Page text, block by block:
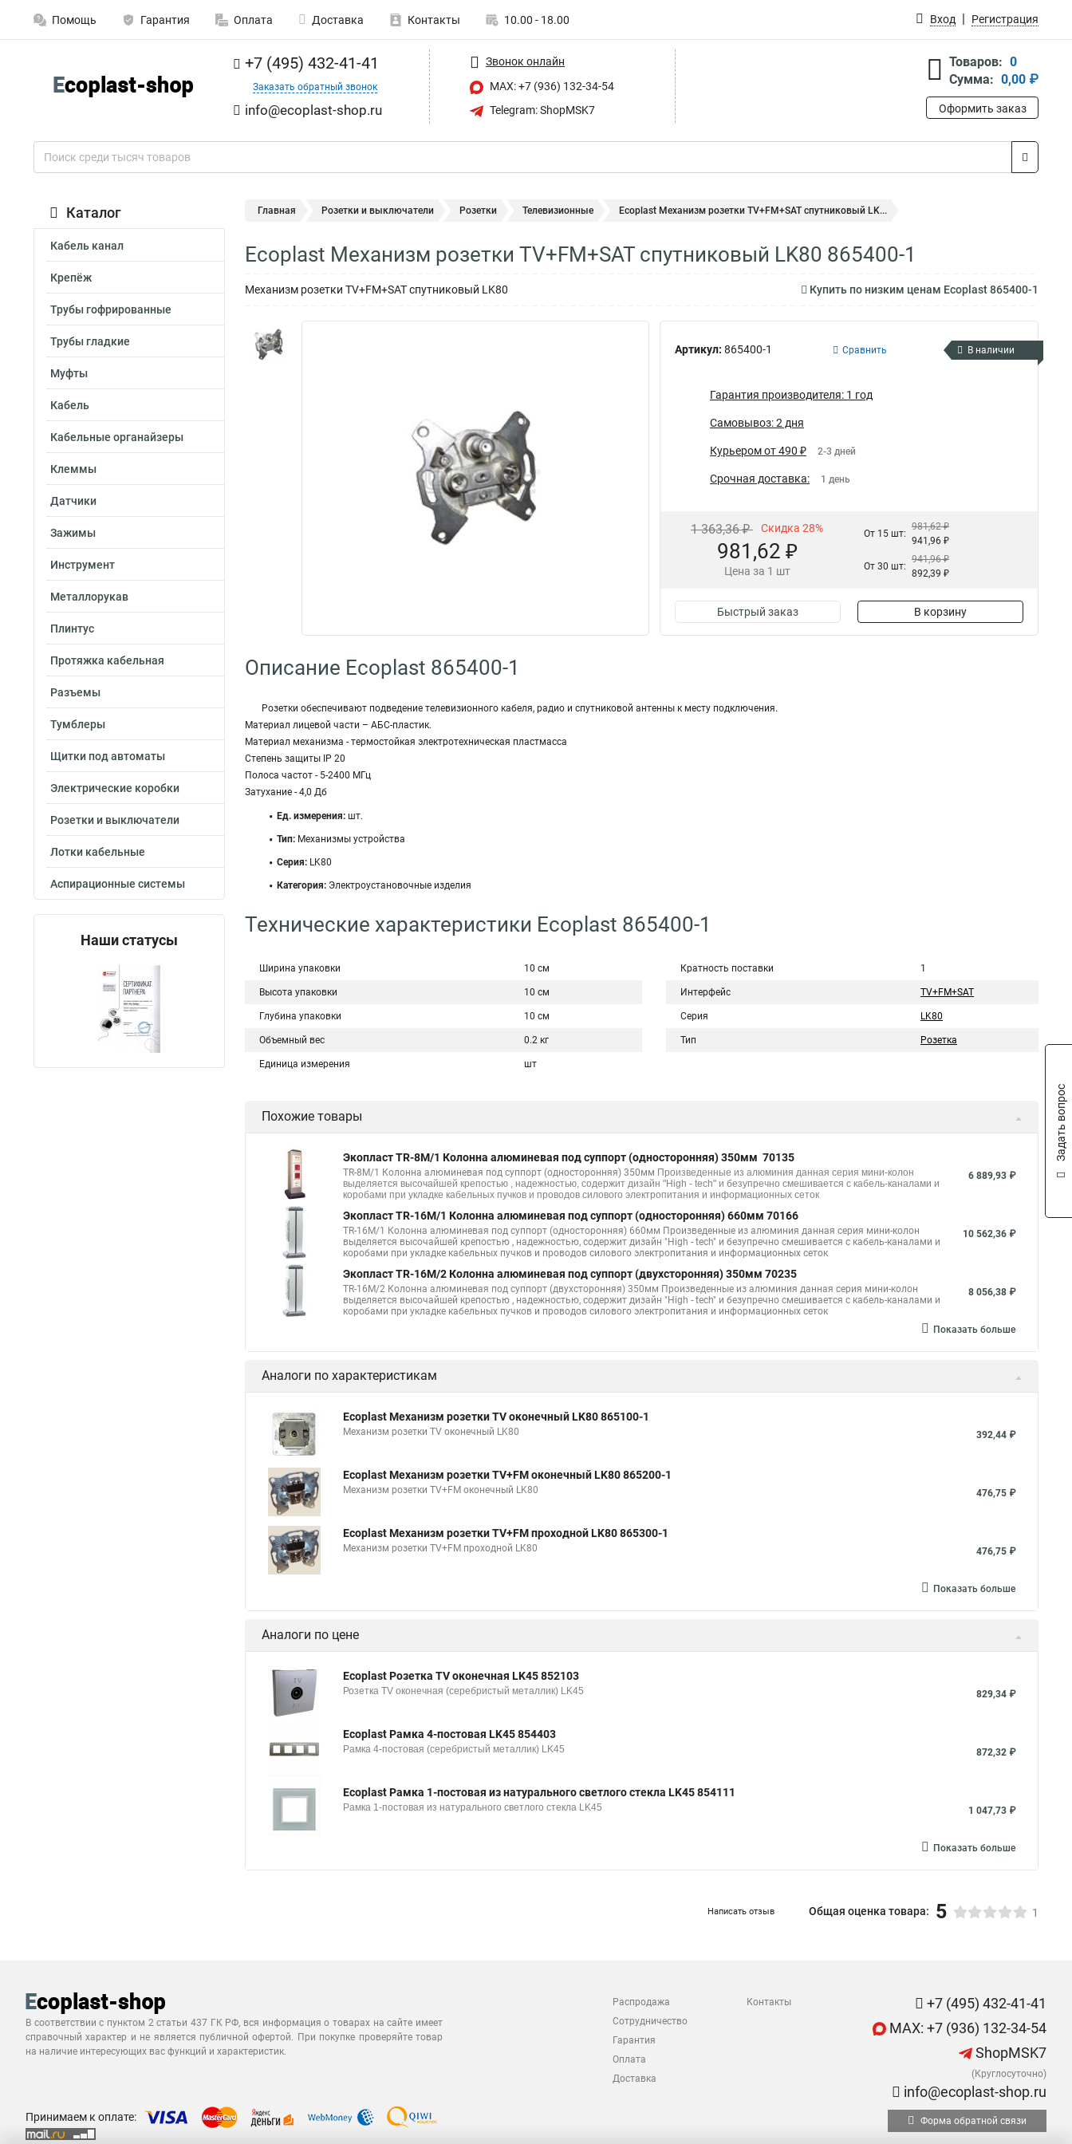
Помощь Гарантия Оплата Доставка Контакты 10.00 - 18.00 Вход Регистрация
+7 (495) 432-41-41
Заказать обратный звонок
info@ecoplast-shop.ru
Звонок онлайн
MAX: +7 (936) 132-34-54
Telegram: ShopMSK7
Товаров: 0
Сумма: 0,00 ₽
Оформить заказ
Каталог
Кабель канал
Крепёж
Трубы гофрированные
Трубы гладкие
Муфты
Кабель
Кабельные органайзеры
Клеммы
Датчики
Зажимы
Инструмент
Металлорукав
Плинтус
Протяжка кабельная
Разъемы
Тумблеры
Щитки под автоматы
Электрические коробки
Розетки и выключатели
Лотки кабельные
Аспирационные системы
Наши статусы
Главная Розетки и выключатели Розетки Телевизионные Ecoplast Механизм розетки TV+FM+SAT спутниковый LK...
Ecoplast Механизм розетки TV+FM+SAT спутниковый LK80 865400-1
Механизм розетки TV+FM+SAT спутниковый LK80 Купить по низким ценам Ecoplast 865400-1
Артикул: 865400-1 Сравнить В наличии
Гарантия производителя: 1 год
Самовывоз: 2 дня
Курьером от 490 ₽ 2-3 дней
Срочная доставка: 1 день
1 363,36 ₽ Скидка 28%
981,62 ₽
Цена за 1 шт
От 15 шт:
981,62 ₽
941,96 ₽
От 30 шт:
941,96 ₽
892,39 ₽
Быстрый заказ В корзину
Описание Ecoplast 865400-1
Розетки обеспечивают подведение телевизионного кабеля, радио и спутниковой антенны к месту подключения.
Материал лицевой части – АБС-пластик.
Материал механизма - термостойкая электротехническая пластмасса
Степень защиты IP 20
Полоса частот - 5-2400 МГц
Затухание - 4,0 Дб
Ед. измерения: шт.
Тип: Механизмы устройства
Серия: LK80
Категория: Электроустановочные изделия
Технические характеристики Ecoplast 865400-1
Ширина упаковки 10 см
Высота упаковки 10 см
Глубина упаковки 10 см
Объемный вес 0.2 кг
Единица измерения шт
Кратность поставки 1
Интерфейс TV+FM+SAT
Серия LK80
Тип Розетка
Похожие товары
Экопласт TR-8M/1 Колонна алюминевая под суппорт (односторонняя) 350мм 70135
TR-8M/1 Колонна алюминевая под суппорт (односторонняя) 350мм Произведенные из алюминия данная серия мини-колон
выделяется высочайшей крепостью , надежностью, содержит дизайн "High - tech" и безупречно смешивается с кабель-каналами и
коробами при укладке кабельных пучков и проводов силового электропитания и информационных сеток
6 889,93 ₽
Экопласт TR-16M/1 Колонна алюминевая под суппорт (односторонняя) 660мм 70166
TR-16M/1 Колонна алюминевая под суппорт (односторонняя) 660мм Произведенные из алюминия данная серия мини-колон
выделяется высочайшей крепостью , надежностью, содержит дизайн "High - tech" и безупречно смешивается с кабель-каналами и
коробами при укладке кабельных пучков и проводов силового электропитания и информационных сеток
10 562,36 ₽
Экопласт TR-16M/2 Колонна алюминевая под суппорт (двухсторонняя) 350мм 70235
TR-16M/2 Колонна алюминевая под суппорт (двухсторонняя) 350мм Произведенные из алюминия данная серия мини-колон
выделяется высочайшей крепостью , надежностью, содержит дизайн "High - tech" и безупречно смешивается с кабель-каналами и
коробами при укладке кабельных пучков и проводов силового электропитания и информационных сеток
8 056,38 ₽
Показать больше
Аналоги по характеристикам
Ecoplast Механизм розетки TV оконечный LK80 865100-1
Механизм розетки TV оконечный LK80 392,44 ₽
Ecoplast Механизм розетки TV+FM оконечный LK80 865200-1
Механизм розетки TV+FM оконечный LK80 476,75 ₽
Ecoplast Механизм розетки TV+FM проходной LK80 865300-1
Механизм розетки TV+FM проходной LK80 476,75 ₽
Показать больше
Аналоги по цене
Ecoplast Розетка TV оконечная LK45 852103
Розетка TV оконечная (серебристый металлик) LK45 829,34 ₽
Ecoplast Рамка 4-постовая LK45 854403
Рамка 4-постовая (серебристый металлик) LK45 872,32 ₽
Ecoplast Рамка 1-постовая из натурального светлого стекла LK45 854111
Рамка 1-постовая из натурального светлого стекла LK45 1 047,73 ₽
Показать больше
Написать отзыв Общая оценка товара: 5 1
В соответствии с пунктом 2 статьи 437 ГК РФ, вся информация о товарах на сайте имеет
справочный характер и не является публичной офертой. При покупке проверяйте товар
на наличие интересующих вас функций и характеристик.
Распродажа
Сотрудничество
Гарантия
Оплата
Доставка
Контакты
+7 (495) 432-41-41
MAX: +7 (936) 132-34-54
ShopMSK7
(Круглосуточно)
info@ecoplast-shop.ru
Принимаем к оплате: Форма обратной связи
Задать вопрос